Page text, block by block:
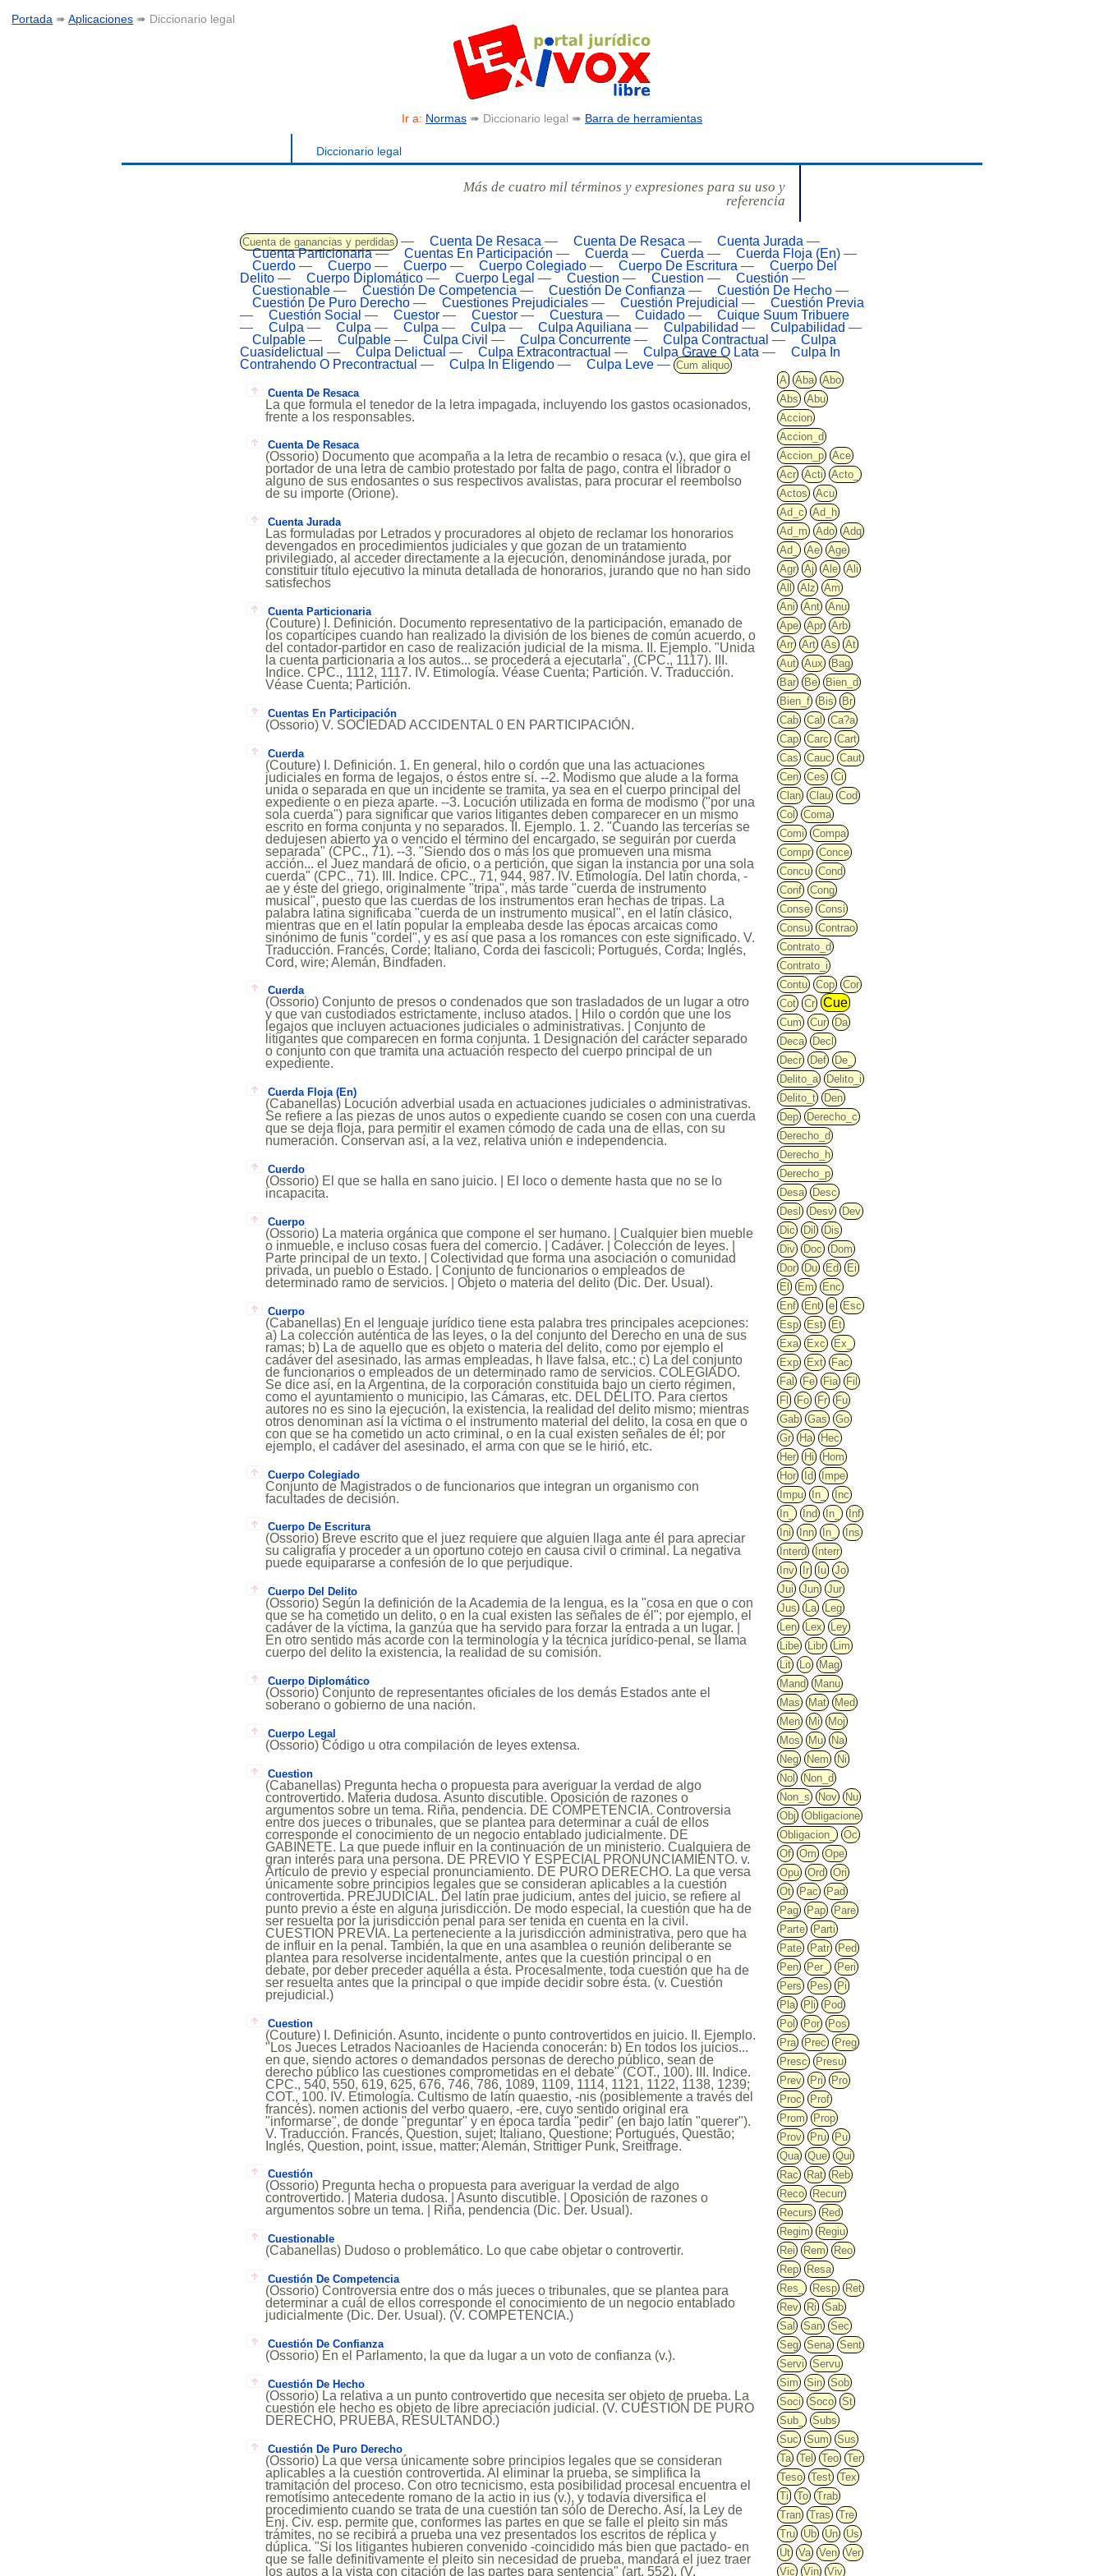
Portada ➠Aplicaciones ➠ Diccionario legal
Ir a: Normas ➠ Diccionario legal ➠ Barra de herramientas
Diccionario legal
Más de cuatro mil términos y expresiones para su uso y
referencia
Cuenta de ganancias y perdidas — Cuenta De Resaca — Cuenta De Resaca — Cuenta Jurada —
Cuenta Particionaria— Cuentas En Participación — Cuerda — Cuerda — Cuerda Floja (En) —
Cuerdo — Cuerpo — Cuerpo — Cuerpo Colegiado — Cuerpo De Escritura —
Cuerpo Del
Delito — Cuerpo Diplomático — Cuerpo Legal — Cuestion — Cuestion — Cuestión —
Cuestionable — Cuestión De Competencia — Cuestión De Confianza — Cuestión De Hecho —
Cuestión De Puro Derecho — Cuestiones Prejudiciales — Cuestión Prejudicial —
Cuestión Previa
—
Cuestión Social — Cuestor — Cuestor — Cuestura — Cuidado —
Cuique Suum Tribuere
—
Culpa — Culpa — Culpa — Culpa — Culpa Aquiliana — Culpabilidad — Culpabilidad —
Culpable — Culpable — Culpa Civil — Culpa Concurrente — Culpa Contractual —
Culpa
Cuasidelictual — Culpa Delictual — Culpa Extracontractual — Culpa Grave O Lata —
Culpa In
Contrahendo O Precontractual — Culpa In Eligendo — Culpa Leve — Cum aliquo
A
Aba
Abo
Abs
Abu
Accion
Accion_d
Accion_p
Ace
Acr
Acti
Acto_
Actos
Acu
Ad_c
Ad_h
Ad_m
Ado
Adq
Ad_
Ae
Age
Agr
Aj Ale
Ali
All
Alz
Am
Ani
Ant
Anu
Ape
Apr
Arb
Arr
Art As
At
Aut
Aux
Bag
Bar
Be
Bien_d
Bien_f
Bis
Br
Cab
Cal
Ca?a
Cap
Carc
Cart
Cas
Cauc
Caut
Cen
Ces
Ci
Clan
Clau
Cod
Col
Coma
Comi
Compa
Compr
Conce
Concu
Cond
Conf
Cong
Conse
Consi
Consu
Contrao
Contrato_d
Contrato_i
Contu
Cop
Cor
Cot
Cr Cue
Cum Cur
Da
Deca
Decl
Decr
Def
De_
Delito_a
Delito_i
Delito_t
Den
Dep
Derecho_c
Derecho_d
Derecho_h
Derecho_p
Desa
Desc
Desl
Desv
Dev
Dic
Dil
Dis
Div
Doc
Dom
Dor
Du Ed
Ei
El
Em
Enc
Enf
Ent e
Esc
Esp
Est
Et
Exa
Exc
Ex_
Exp
Ext
Fac
Fal
Fe Fia
Fil
Fl
Fo Fr
Fu
Gab
Gas
Go
Gr
Ha
Hec
Her
Hi
Hom
Hor
Id
Impe
Impu
In_
Inc
In_
Ind In_
Inf
Ini
Inn In_
Ins
Interd
Interr
Inv
Ir Iu
Jo
Jui
Jun
Jur
Jus
La
Leg
Len
Lex
Ley
Libe
Libr
Lim
Lit
Lo
Mag
Mand
Manu
Mas
Mat
Med
Men
Mi
Moj
Mos
Mu
Na
Neg
Nem
Ni
Nol
Non_d
Non_s
Nov
Nu
Obj
Obligacione
Obligacion_
Oc
Of
Om
Ope
Opu
Ord
Ori
Ot
Pac
Pad
Pag
Pap
Pare
Parte
Parti
Pate
Patr
Ped
Pen
Per_
Peri
Pers
Pes
Pi
Pla
Pli
Pod
Pol
Por
Pos
Pra
Prec
Preg
Presc
Presu
Prev
Pri
Pro
Proc
Prof
Prom
Prop
Prov
Pru
Pu
Qua
Que
Qui
Rac
Rat
Reb
Reco
Recurr
Recurs
Red
Regim
Regiu
Rei
Rem
Reo
Rep
Resa
Res_
Resp
Ret
Rev
Ri
Sab
Sal
San
Sec
Seg
Sena
Sent
Servi
Servu
Sim
Sin
Sob
Soci
Soco
St
Sub_
Subs
Suc
Sum
Sus
Ta
Tel Teo
Ter
Teso
Test
Tex
Ti
To
Trab
Tran
Tras
Tre
Tru
Ub Un
Us
Ut
Va Ven
Ver
Vic
Vin
Viv
Cuenta De Resaca
La que formula el tenedor de la letra impagada, incluyendo los gastos ocasionados,
frente a los responsables.
Cuenta De Resaca
(Ossorio) Documento que acompaña a la letra de recambio o resaca (v.), que gira el
portador de una letra de cambio protestado por falta de pago, contra el librador o
alguno de sus endosantes o sus respectivos avalistas, para procurar el reembolso
de su importe (Orione).
Cuenta Jurada
Las formuladas por Letrados y procuradores al objeto de reclamar los honorarios
devengados en procedimientos judiciales y que gozan de un tratamiento
privilegiado, al acceder directamente a la ejecución, denominándose jurada, por
constituir título ejecutivo la minuta detallada de honorarios, jurando que no han sido
satisfechos
Cuenta Particionaria
(Couture) I. Definición. Documento representativo de la participación, emanado de
los copartícipes cuando han realizado la división de los bienes de común acuerdo, o
del contador-partidor en caso de realización judicial de la misma. II. Ejemplo. "Unida
la cuenta particionaria a los autos... se procederá a ejecutarla", (CPC., 1117). III.
Indice. CPC., 1112, 1117. IV. Etimología. Véase Cuenta; Partición. V. Traducción.
Véase Cuenta; Partición.
Cuentas En Participación
(Ossorio) V. SOCIEDAD ACCIDENTAL 0 EN PARTICIPACIÓN.
Cuerda
(Couture) I. Definición. 1. En general, hilo o cordón que una las actuaciones
judiciales en forma de legajos, o éstos entre sí. --2. Modismo que alude a la forma
unida o separada en que un incidente se tramita, ya sea en el cuerpo principal del
expediente o en pieza aparte. --3. Locución utilizada en forma de modismo ("por una
sola cuerda") para significar que varios litigantes deben comparecer en un mismo
escrito en forma conjunta y no separados. II. Ejemplo. 1. 2. "Cuando las tercerías se
dedujesen abierto ya o vencido el término del encargado, se seguirán por cuerda
separada" (CPC., 71). --3. "Siendo dos o más los que promueven una misma
acción... el Juez mandará de oficio, o a pertición, que sigan la instancia por una sola
cuerda" (CPC., 71). III. Indice. CPC., 71, 944, 987. IV. Etimología. Del latín chorda, -
ae y éste del griego, originalmente "tripa", más tarde "cuerda de instrumento
musical", puesto que las cuerdas de los instrumentos eran hechas de tripas. La
palabra latina significaba "cuerda de un instrumento musical", en el latín clásico,
mientras que en el latín popular la empleaba desde las épocas arcaicas como
sinónimo de funis "cordel", y es así que pasa a los romances con este significado. V.
Traducción. Francés, Corde; Italiano, Corda dei fascicoli; Portugués, Corda; Inglés,
Cord, wire; Alemán, Bindfaden.
Cuerda
(Ossorio) Conjunto de presos o condenados que son trasladados de un lugar a otro
y que van custodiados estrictamente, incluso atados. | Hilo o cordón que une los
legajos que incluyen actuaciones judiciales o administrativas. | Conjunto de
litigantes que comparecen en forma conjunta. 1 Designación del carácter separado
o conjunto con que tramita una actuación respecto del cuerpo principal de un
expediente.
Cuerda Floja (En)
(Cabanellas) Locución adverbial usada en actuaciones judiciales o administrativas.
Se refiere a las piezas de unos autos o expediente cuando se cosen con una cuerda
que se deja floja, para permitir el examen cómodo de cada una de ellas, con su
numeración. Conservan así, a la vez, relativa unión e independencia.
Cuerdo
(Ossorio) El que se halla en sano juicio. | El loco o demente hasta que no se lo
incapacita.
Cuerpo
(Ossorio) La materia orgánica que compone el ser humano. | Cualquier bien mueble
o inmueble, e incluso cosas fuera del comercio. | Cadáver. | Colección de leyes. |
Parte principal de un texto. | Colectividad que forma una asociación o comunidad
privada, un pueblo o Estado. | Conjunto de funcionarios o empleados de
determinado ramo de servicios. | Objeto o materia del delito (Dic. Der. Usual).
Cuerpo
(Cabanellas) En el lenguaje jurídico tiene esta palabra tres principales acepciones:
a) La colección auténtica de las leyes, o la del conjunto del Derecho en una de sus
ramas; b) La de aquello que es objeto o materia del delito, como por ejemplo el
cadáver del asesinado, las armas empleadas, h llave falsa, etc.; c) La del conjunto
de funcionarios o empleados de un determinado ramo de servicios. COLEGIADO.
Se dice así, en la Argentina, de la corporación constituida bajo un cierto régimen,
como el ayuntamiento o municipio, las Cámaras, etc. DEL DELITO. Para ciertos
autores no es sino la ejecución, la existencia, la realidad del delito mismo; mientras
otros denominan así la víctima o el instrumento material del delito, la cosa en que o
con que se ha cometido un acto criminal, o en la cual existen señales de él; por
ejemplo, el cadáver del asesinado, el arma con que se le hirió, etc.
Cuerpo Colegiado
Conjunto de Magistrados o de funcionarios que integran un organismo con
facultades de decisión.
Cuerpo De Escritura
(Ossorio) Breve escrito que el juez requiere que alguien llaga ante él para apreciar
su caligrafía y proceder a un oportuno cotejo en causa civil o criminal. La negativa
puede equipararse a confesión de lo que perjudique.
Cuerpo Del Delito
(Ossorio) Según la definición de la Academia de la lengua, es la "cosa en que o con
que se ha cometido un delito, o en la cual existen las señales de él"; por ejemplo, el
cadáver de la víctima, la ganzúa que ha servido para forzar la entrada a un lugar. |
En otro sentido más acorde con la terminología y la técnica jurídico-penal, se llama
cuerpo del delito la existencia, la realidad de su comisión.
Cuerpo Diplomático
(Ossorio) Conjunto de representantes oficiales de los demás Estados ante el
soberano o gobierno de una nación.
Cuerpo Legal
(Ossorio) Código u otra compilación de leyes extensa.
Cuestion
(Cabanellas) Pregunta hecha o propuesta para averiguar la verdad de algo
controvertido. Materia dudosa. Asunto discutible. Oposición de razones o
argumentos sobre un tema. Riña, pendencia. DE COMPETENCIA. Controversia
entre dos jueces o tribunales, que se plantea para determinar a cuál de ellos
corresponde el conocimiento de un negocio entablado judicialmente. DE
GABINETE. La que puede influir en la continuación de un ministerio. Cualquiera de
gran interés para una persona. DE PREVIO Y ESPECIAL PRONUNCIAMIENTO. v.
Artículo de previo y especial pronunciamiento. DE PURO DERECHO. La que versa
únicamente sobre principios legales que se consideran aplicables a la cuestión
controvertida. PREJUDICIAL. Del latín prae judicium, antes del juicio, se refiere al
punto previo a éste en alguna jurisdicción. De modo especial, la cuestión que ha de
ser resuelta por la jurisdicción penal para ser tenida en cuenta en la civil.
CUESTION PREVIA. La perteneciente a la jurisdicción administrativa, pero que ha
de influir en la penal. También, la que en una asamblea o reunión deliberante se
plantea para resolverse incidentalmente, antes que la cuestión principal o en
debate, por deber preceder aquélla a ésta. Procesalmente, toda cuestión que ha de
ser resuelta antes que la principal o que impide decidir sobre ésta. (v. Cuestión
prejudicial.)
Cuestion
(Couture) I. Definición. Asunto, incidente o punto controvertidos en juicio. II. Ejemplo.
"Los Jueces Letrados Nacioanles de Hacienda conocerán: b) En todos los juicios...
en que, siendo actores o demandados personas de derecho público, sean de
derecho público las cuestiones comprometidas en el debate" (COT., 100). III. Indice.
CPC., 540, 550, 619, 625, 676, 746, 786, 1089, 1109, 1114, 1121, 1122, 1138, 1239;
COT., 100. IV. Etimología. Cultismo de latín quaestio, -nis (posiblemente a través del
francés). nomen actionis del verbo quaero, -ere, cuyo sentido original era
"informarse", de donde "preguntar" y en época tardía "pedir" (en bajo latín "querer").
V. Traducción. Francés, Question, sujet; Italiano, Questione; Portugués, Questão;
Inglés, Question, point, issue, matter; Alemán, Strittiger Punk, Sreitfrage.
Cuestión
(Ossorio) Pregunta hecha o propuesta para averiguar la verdad de algo
controvertido. | Materia dudosa. | Asunto discutible. | Oposición de razones o
argumentos sobre un tema. | Riña, pendencia (Dic. Der. Usual).
Cuestionable
(Cabanellas) Dudoso o problemático. Lo que cabe objetar o controvertir.
Cuestión De Competencia
(Ossorio) Controversia entre dos o más jueces o tribunales, que se plantea para
determinar a cuál de ellos corresponde el conocimiento de un negocio entablado
judicialmente (Dic. Der. Usual). (V. COMPETENCIA.)
Cuestión De Confianza
(Ossorio) En el Parlamento, la que da lugar a un voto de confianza (v.).
Cuestión De Hecho
(Ossorio) La relativa a un punto controvertido que necesita ser objeto de prueba. La
cuestión ele hecho es objeto de libre apreciación judicial. (V. CUESTIÓN DE PURO
DERECHO, PRUEBA, RESULTANDO.)
Cuestión De Puro Derecho
(Ossorio) La que versa únicamente sobre principios legales que se consideran
aplicables a la cuestión controvertida. Al eliminar la prueba, se simplifica la
tramitación del proceso. Con otro tecnicismo, esta posibilidad procesal encuentra el
remotísimo antecedente romano de la actio in ius (v.), y todavía diversifica el
procedimiento cuando se trata de una cuestión tan sólo de Derecho. Así, la Ley de
Enj. Civ. esp. permite que, conformes las partes en que se falle el pleito sin más
trámites, no se recibirá a prueba una vez presentados los escritos de réplica y
dúplica. "Si los litigantes hubieren convenido -coincidido más bien que pactado- en
que se falle definitivamente el pleito sin necesidad de prueba, mandará el juez traer
los autos a la vista con citación de las partes para sentencia" (art. 552). (V.